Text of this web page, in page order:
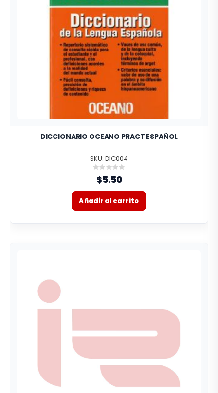
DICCIONARIO OCEANO PRACT ESPAÑOL
SKU: DIC004
Rating:
0%
$5.50
Añadir al carrito